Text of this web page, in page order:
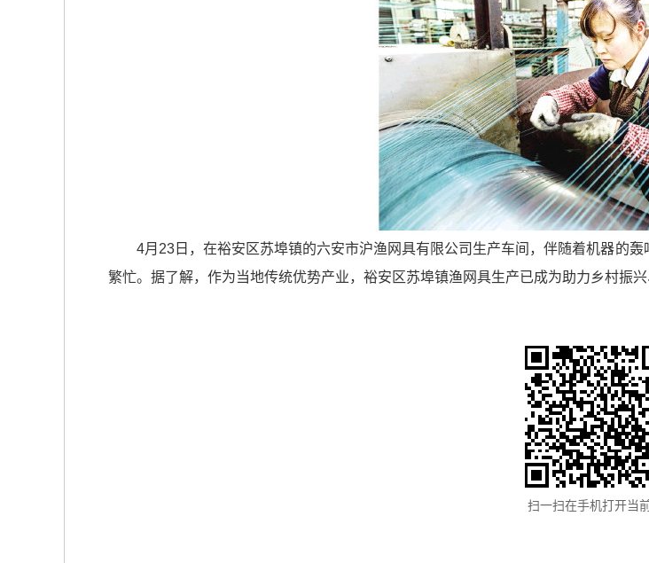
4月23日，在裕安区苏埠镇的六安市沪渔网具有限公司生产车间，伴随着机器的
繁忙。据了解，作为当地传统优势产业，裕安区苏埠镇渔网具生产已成为助力乡村振兴
扫一扫在手机打开当